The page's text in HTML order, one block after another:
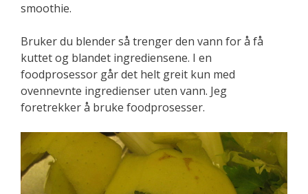
smoothie.
Bruker du blender så trenger den vann for å få
kuttet og blandet ingrediensene. I en
foodprosessor går det helt greit kun med
ovennevnte ingredienser uten vann. Jeg
foretrekker å bruke foodprosesser.